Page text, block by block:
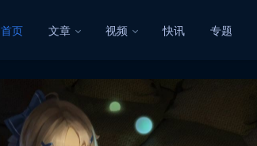
首页 文章 视频 快讯 专题